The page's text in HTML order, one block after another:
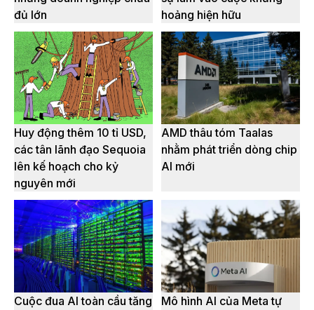
đủ lớn
hoảng hiện hữu
Huy động thêm 10 tỉ USD,
các tân lãnh đạo Sequoia
lên kế hoạch cho kỷ
nguyên mới
AMD thâu tóm Taalas
nhằm phát triển dòng chip
AI mới
Cuộc đua AI toàn cầu tăng
Mô hình AI của Meta tự